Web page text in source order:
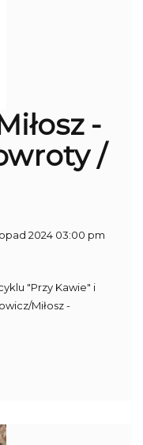
-
/
2024 03:00 pm
"Przy Kawie" i
Miłosz -